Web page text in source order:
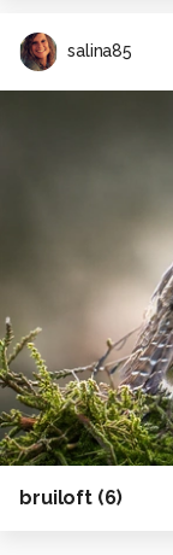
salina85
bruiloft (6)